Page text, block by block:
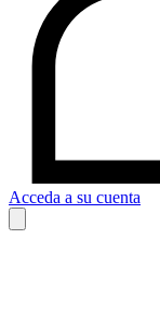
Acceda a su cuenta